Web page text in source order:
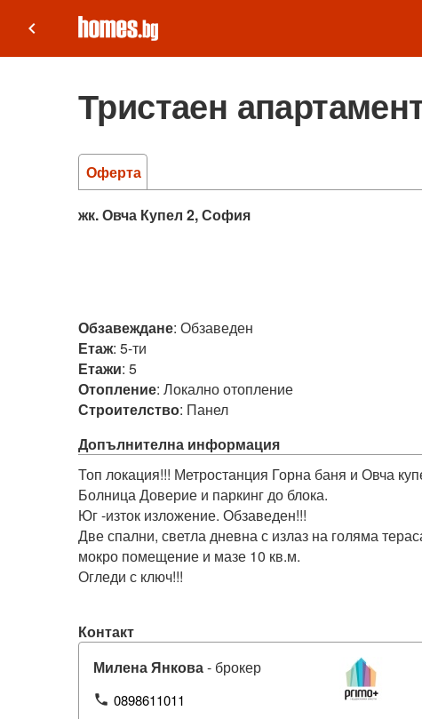
keyboard_arrow_left
Тристаен
Оферта
жк. Овча Купел 2, София
Обзавеждане: Обзаведен
Етаж: 5-ти
Етажи: 5
Отопление: Локално отопление
Строителство: Панел
Допълнителна информация
Топ локация!!! Метростанция Горна баня и Овча
Болница Доверие и паркинг до блока.
Юг -изток изложение. Обзаведен!!!
Две спални, светла дневна с излаз на голяма
мокро помещение и мазе 10 кв.м.
Огледи с ключ!!!
Контакт
Милена Янкова- брокер
phone 0898611011